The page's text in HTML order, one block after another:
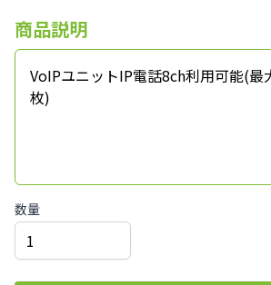
商品説明
VoIPユニットIP電話8ch利用可能(
枚)
数量